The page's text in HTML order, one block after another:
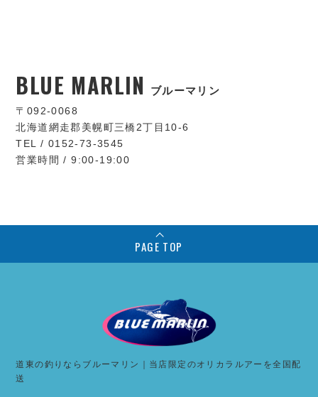
BLUE MARLIN ブルーマリン
〒092-0068
北海道網走郡美幌町三橋2丁目10-6
TEL / 0152-73-3545
営業時間 / 9:00-19:00
PAGE TOP
道東の釣りならブルーマリン｜当店限定のオリカラルアーを全国配
送